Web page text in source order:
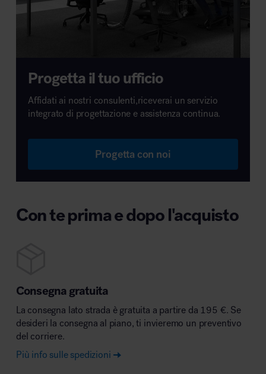
Progetta il tuo ufficio
Affidati ai nostri consulenti,riceverai un servizio
integrato di progettazione e assistenza continua.
Progetta con noi
Con te prima e dopo l'acquisto
Consegna gratuita
La consegna lato strada è gratuita a partire da 195 €. Se
desideri la consegna al piano, ti invieremo un preventivo
del corriere.
Più info sulle spedizioni